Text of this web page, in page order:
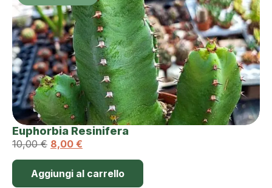
Euphorbia Resinifera
10,00€ 8,00 €
Aggiungi al carrello